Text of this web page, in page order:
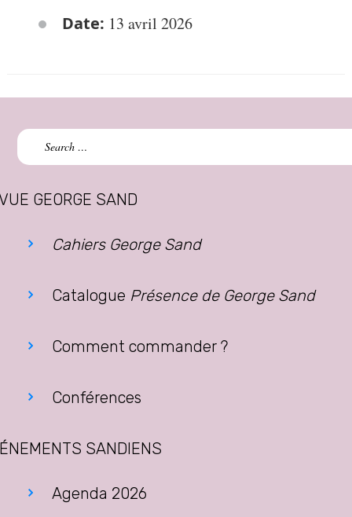
Date: 13 avril 2026
Search
for:
GEORGE SAND
Cahiers George Sand
Catalogue Présence de George Sand
Comment commander ?
Conférences
SANDIENS
Agenda 2026